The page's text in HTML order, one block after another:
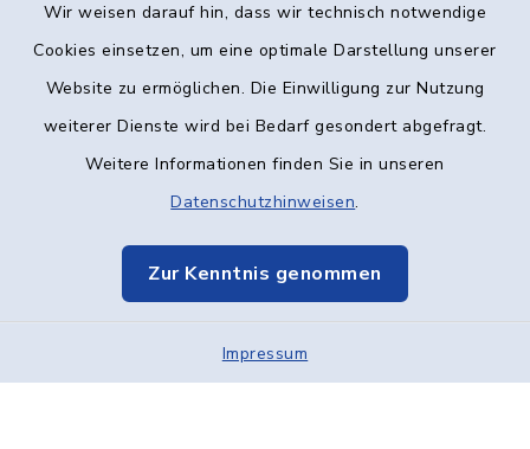
Wir weisen darauf hin, dass wir technisch notwendige
Cookies einsetzen, um eine optimale Darstellung unserer
Website zu ermöglichen. Die Einwilligung zur Nutzung
weiterer Dienste wird bei Bedarf gesondert abgefragt.
Weitere Informationen finden Sie in unseren
Datenschutzhinweisen.
Zur Kenntnis genommen
Impressum
Kontakt
Datenschutz
Elektronische Kommunikation
Sitemap